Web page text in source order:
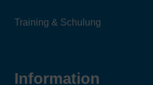
Training & Schulung
Information